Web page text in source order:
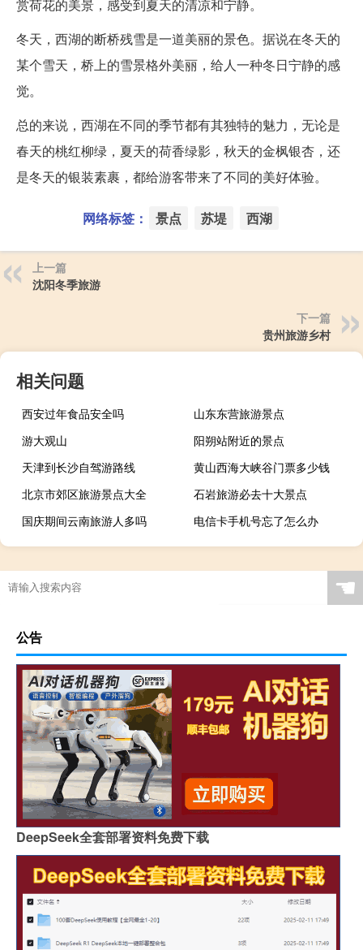
赏荷花的美景，感受到夏天的清凉和宁静。
冬天，西湖的断桥残雪是一道美丽的景色。据说在冬天的
某个雪天，桥上的雪景格外美丽，给人一种冬日宁静的感
觉。
总的来说，西湖在不同的季节都有其独特的魅力，无论是
春天的桃红柳绿，夏天的荷香绿影，秋天的金枫银杏，还
是冬天的银装素裹，都给游客带来了不同的美好体验。
网络标签： 景点 苏堤 西湖
上一篇
沈阳冬季旅游
下一篇
贵州旅游乡村
相关问题
西安过年食品安全吗
山东东营旅游景点
游大观山
阳朔站附近的景点
天津到长沙自驾游路线
黄山西海大峡谷门票多少钱
北京市郊区旅游景点大全
石岩旅游必去十大景点
国庆期间云南旅游人多吗
电信卡手机号忘了怎么办
☚
公告
DeepSeek全套部署资料免费下载